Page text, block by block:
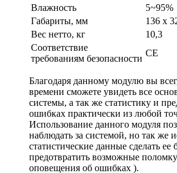
Влажность
5~95%
Габариты, мм
136 x
Вес нетто, кг
10,3
Соответствие
требованиям безопасности
CE
Благодаря данному модулю вы
времени сможете увидеть все
системы, а так же статистику и
ошибках практически из любой
Использование данного модуля
наблюдать за системой, но так же
статистические данные сделать
предотвратить возможные
оповещения об ошибках ).